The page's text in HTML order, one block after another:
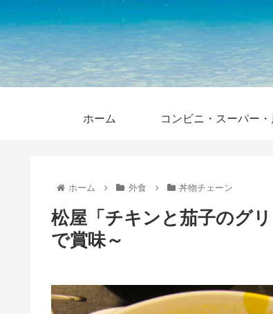
ホーム コンビニ・スーパー・
ホーム 外食 丼物チェーン
松屋「チキンと茄子のグ
で賞味～